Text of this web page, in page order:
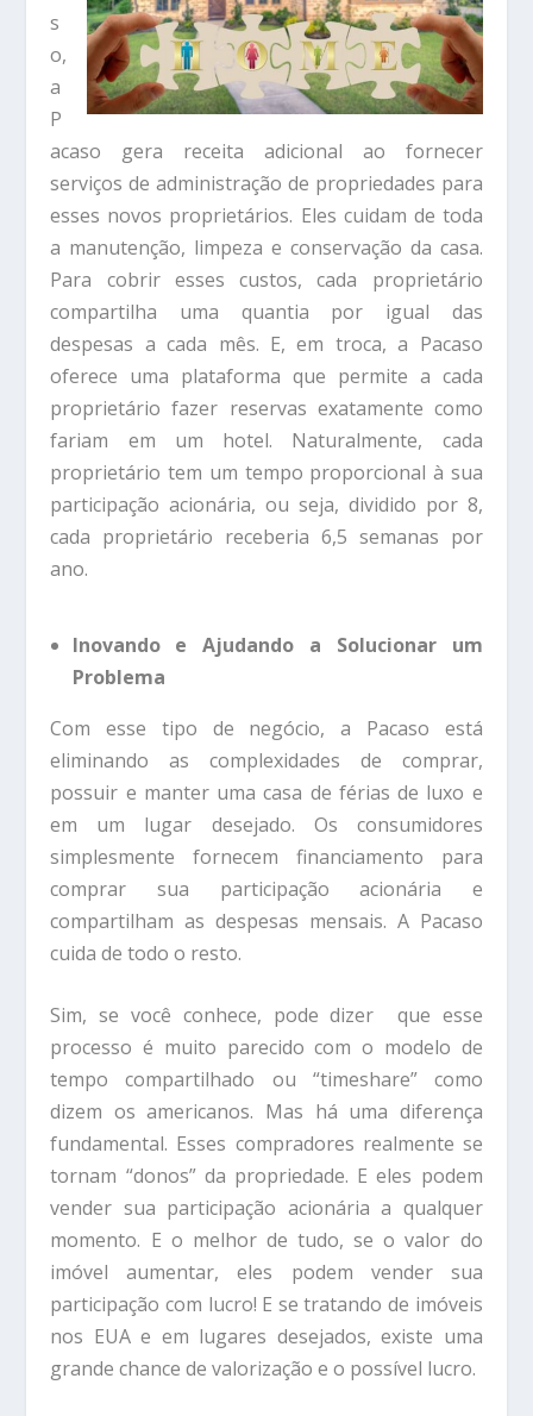
s
o,
a
P
acaso gera receita adicional ao fornecer
serviços de administração de propriedades para
esses novos proprietários. Eles cuidam de toda
a manutenção, limpeza e conservação da casa.
Para cobrir esses custos, cada proprietário
compartilha uma quantia por igual das
despesas a cada mês. E, em troca, a Pacaso
oferece uma plataforma que permite a cada
proprietário fazer reservas exatamente como
fariam em um hotel. Naturalmente, cada
proprietário tem um tempo proporcional à sua
participação acionária, ou seja, dividido por 8,
cada proprietário receberia 6,5 ​​semanas por
ano.
Inovando e Ajudando a Solucionar um
Problema
Com esse tipo de negócio, a Pacaso está
eliminando as complexidades de comprar,
possuir e manter uma casa de férias de luxo e
em um lugar desejado. Os consumidores
simplesmente fornecem financiamento para
comprar sua participação acionária e
compartilham as despesas mensais. A Pacaso
cuida de todo o resto.
Sim, se você conhece, pode dizer que esse
processo é muito parecido com o modelo de
tempo compartilhado ou “timeshare” como
dizem os americanos. Mas há uma diferença
fundamental. Esses compradores realmente se
tornam “donos” da propriedade. E eles podem
vender sua participação acionária a qualquer
momento. E o melhor de tudo, se o valor do
imóvel aumentar, eles podem vender sua
participação com lucro! E se tratando de imóveis
nos EUA e em lugares desejados, existe uma
grande chance de valorização e o possível lucro.